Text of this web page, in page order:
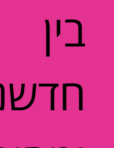
בין